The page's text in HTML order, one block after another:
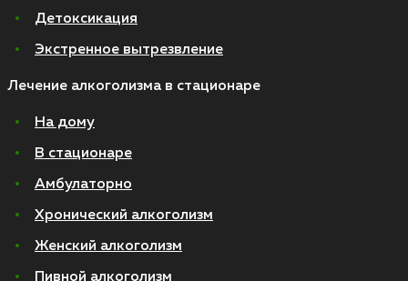
Детоксикация
Экстренное вытрезвление
Лечение алкоголизма в стационаре
На дому
В стационаре
Амбулаторно
Хронический алкоголизм
Женский алкоголизм
Пивной алкоголизм